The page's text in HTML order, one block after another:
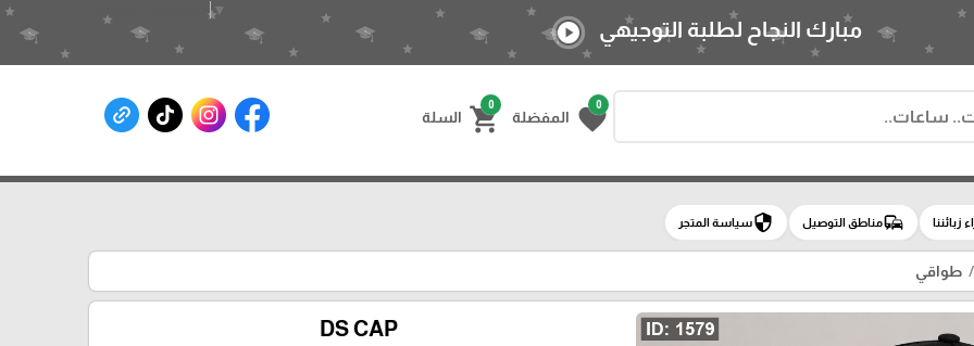
Select Language▼
0
favorite المفضلة
0
shopping_cart السلة
مبارك النجاح لطلبة التوجيهي play_circle
زبائننا commuteمناطق التوصيل securityسياسة المتجر
طواقي
DS CAP